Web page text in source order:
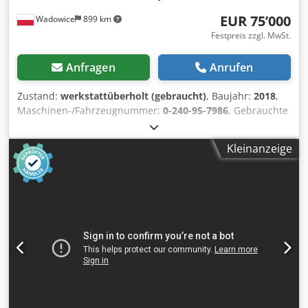
3.350–5.230 m³/h • Bearbeitung: Einzelplatten und
Wadowice 899 km EUR 75’000
Festpreis zzgl. MwSt.
Anfragen Anrufen
Zustand: werkstattüberholt (gebraucht), Baujahr: 2018,
Maschinen-/Fahrzeugnummer: 0-240-95-7986, Gebrauchte
Plattenaufteilsäge HPP 300/43/43, generalüberholt FEST
INSTALLIERTE FUNKTIONEN: • Sägeblattüberstand 80 mm •
Schnittlänge 4300 mm • Rechtsausführung •
Maschinentisch in der Schnittlinie mit Luftkissen-Tisch • 4
Tische • Stufenlose Steuerung des Druckbalkens • 7
130 m/min • ECO-Plus-Technologie, die bis zu 20 %
Energieeinsparung ermöglicht BEDIENUNG DER
MASCHINE: • Bedienfeld • CADMATIC 5 WEITERE
Kleinanzeige